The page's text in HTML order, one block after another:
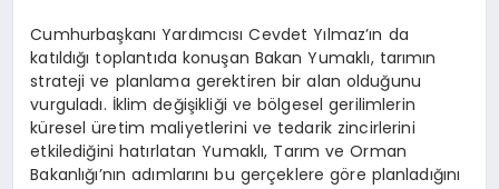
Cumhurbaşkanı Yardımcısı Cevdet Yılmaz’ın da
katıldığı toplantıda konuşan Bakan Yumaklı, tarımın
strateji ve planlama gerektiren bir alan olduğunu
vurguladı. İklim değişikliği ve bölgesel gerilimlerin
küresel üretim maliyetlerini ve tedarik zincirlerini
etkilediğini hatırlatan Yumaklı, Tarım ve Orman
Bakanlığı’nın adımlarını bu gerçeklere göre planladığını